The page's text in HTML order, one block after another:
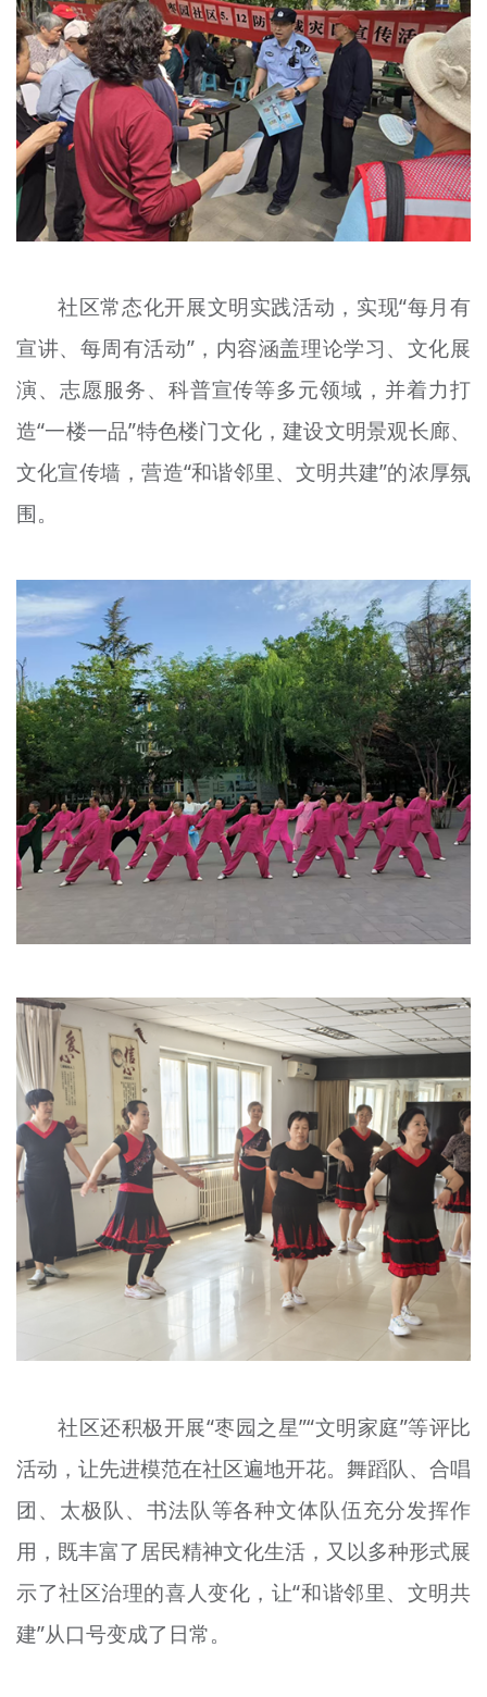
社区常态化开展文明实践活动，实现“每月有
宣讲、每周有活动”，内容涵盖理论学习、文化展
演、志愿服务、科普宣传等多元领域，并着力打
造“一楼一品”特色楼门文化，建设文明景观长廊、
文化宣传墙，营造“和谐邻里、文明共建”的浓厚氛
围。
社区还积极开展“枣园之星”“文明家庭”等评比
活动，让先进模范在社区遍地开花。舞蹈队、合唱
团、太极队、书法队等各种文体队伍充分发挥作
用，既丰富了居民精神文化生活，又以多种形式展
示了社区治理的喜人变化，让“和谐邻里、文明共
建”从口号变成了日常。